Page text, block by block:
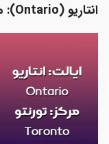
انتاریو (Ontario): محبوب‌ترین و گران‌ترین استان کانادا